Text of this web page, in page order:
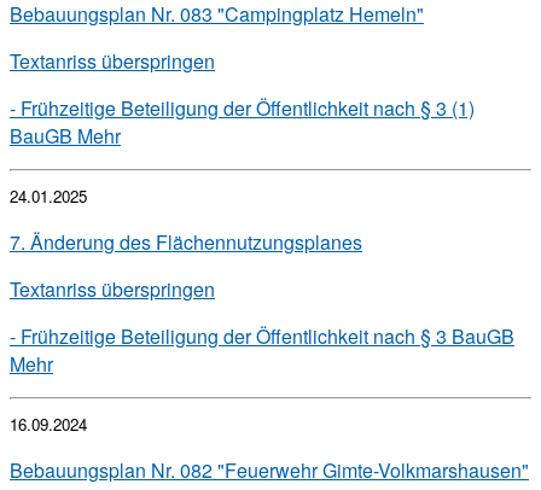
Bebauungsplan Nr. 083 "Campingplatz Hemeln"
Textanriss überspringen
- Frühzeitige Beteiligung der Öffentlichkeit nach § 3 (1)
BauGB Mehr
24.01.2025
7. Änderung des Flächennutzungsplanes
Textanriss überspringen
- Frühzeitige Beteiligung der Öffentlichkeit nach § 3 BauGB
Mehr
16.09.2024
Bebauungsplan Nr. 082 "Feuerwehr Gimte-Volkmarshausen"